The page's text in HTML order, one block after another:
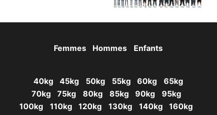
Femmes Hommes Enfants
40kg 45kg 50kg 55kg 60kg
65kg
70kg
75kg 80kg 85kg 90kg
95kg
100kg
110kg 120kg 130kg 140kg 160kg